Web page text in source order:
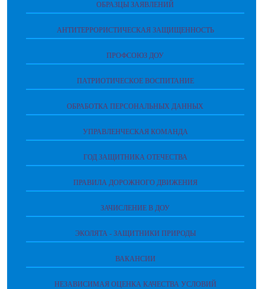
ОБРАЗЦЫ ЗАЯВЛЕНИЙ
АНТИТЕРРОРИСТИЧЕСКАЯ ЗАЩИЩЕННОСТЬ
ПРОФСОЮЗ ДОУ
ПАТРИОТИЧЕСКОЕ ВОСПИТАНИЕ
ОБРАБОТКА ПЕРСОНАЛЬНЫХ ДАННЫХ
УПРАВЛЕНЧЕСКАЯ КОМАНДА
ГОД ЗАЩИТНИКА ОТЕЧЕСТВА
ПРАВИЛА ДОРОЖНОГО ДВИЖЕНИЯ
ЗАЧИСЛЕНИЕ В ДОУ
ЭКОЛЯТА - ЗАЩИТНИКИ ПРИРОДЫ
ВАКАНСИИ
НЕЗАВИСИМАЯ ОЦЕНКА КАЧЕСТВА УСЛОВИЙ